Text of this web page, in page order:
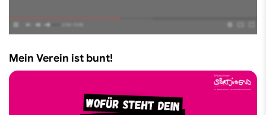
Mein Verein ist bunt!